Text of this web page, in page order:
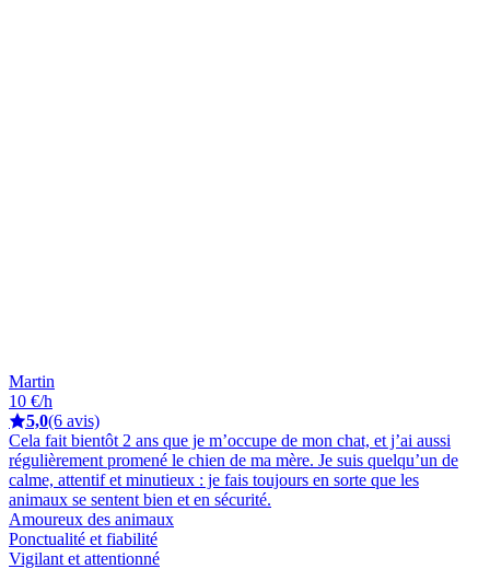
Martin
10 €/h
5,0(6 avis)
Cela fait bientôt 2 ans que je m’occupe de mon chat, et j’ai aussi
régulièrement promené le chien de ma mère. Je suis quelqu’un de
calme, attentif et minutieux : je fais toujours en sorte que les
animaux se sentent bien et en sécurité.
Amoureux des animaux
Ponctualité et fiabilité
Vigilant et attentionné